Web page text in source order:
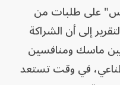
على طلبات من
إلى أن الشراكة
بين ماسك ومنافسين
في وقت تستعد